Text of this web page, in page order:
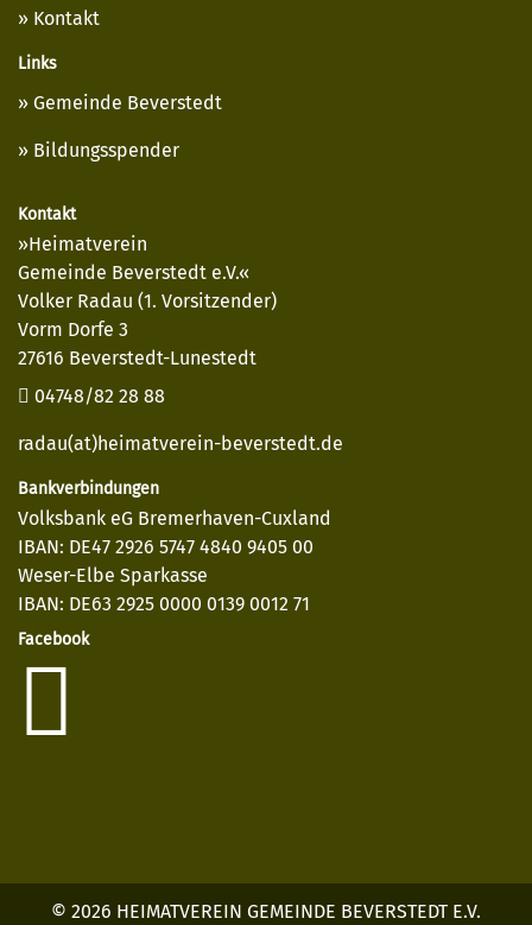
Kontakt
Links
Gemeinde Beverstedt
Bildungsspender
Kontakt
»Heimatverein
Gemeinde Beverstedt e.V.«
Volker Radau (1. Vorsitzender)
Vorm Dorfe 3
27616 Beverstedt-Lunestedt
04748/82 28 88
radau(at)heimatverein-beverstedt.de
Bankverbindungen
Volksbank eG Bremerhaven-Cuxland
IBAN: DE47 2926 5747 4840 9405 00
Weser-Elbe Sparkasse
IBAN: DE63 2925 0000 0139 0012 71
Facebook
© 2026 HEIMATVEREIN GEMEINDE BEVERSTEDT E.V.